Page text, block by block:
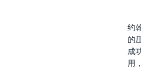
约
的
成
用